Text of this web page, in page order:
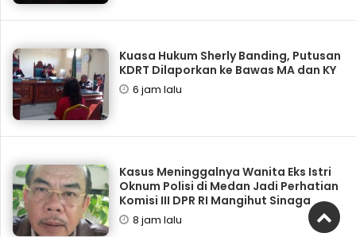
Kuasa Hukum Sherly Banding, Putusan
KDRT Dilaporkan ke Bawas MA dan KY
6 jam lalu
Kasus Meninggalnya Wanita Eks Istri
Oknum Polisi di Medan Jadi Perhatian
Komisi III DPR RI Mangihut Sinaga
8 jam lalu